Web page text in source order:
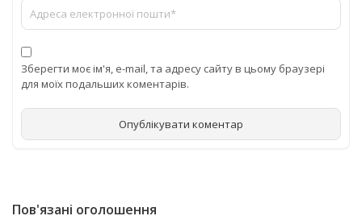
Зберегти моє ім'я, e-mail, та адресу сайту в цьому браузері
для моїх подальших коментарів.
Пов'язані оголошення